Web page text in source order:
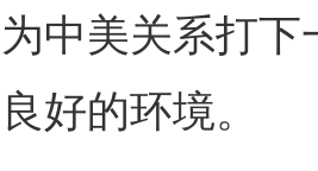
中美关系打
好的环境。